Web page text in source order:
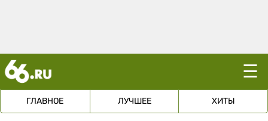
☰
ГЛАВНОЕ ЛУЧШЕЕ ХИТЫ